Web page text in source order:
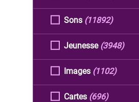
Sons (11892)
Jeunesse (3948)
Images (1102)
Cartes (696)